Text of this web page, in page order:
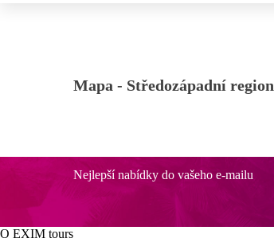
Mapa - Středozápadní region
Nejlepší nabídky do vašeho e-mailu
O EXIM tours